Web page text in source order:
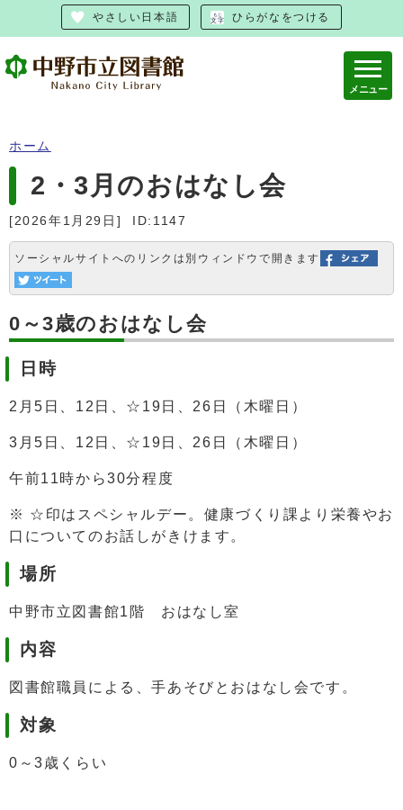
やさしい日本語 ひらがなをつける
メニュー
ホーム
2・3月のおはなし会
[2026年1月29日] ID:1147
ソーシャルサイトへのリンクは別ウィンドウで開きます
0～3歳のおはなし会
日時
2月5日、12日、☆19日、26日（木曜日）
3月5日、12日、☆19日、26日（木曜日）
午前11時から30分程度
※ ☆印はスペシャルデー。健康づくり課より栄養やお
口についてのお話しがきけます。
場所
中野市立図書館1階 おはなし室
内容
図書館職員による、手あそびとおはなし会です。
対象
0～3歳くらい